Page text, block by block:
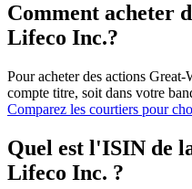
Comment acheter
Lifeco Inc.?
Pour acheter des actions
compte titre, soit dans votre
Comparez les courtiers pour
Quel est l'ISIN de
Lifeco Inc. ?